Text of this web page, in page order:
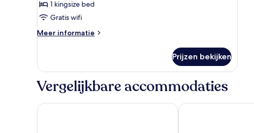
Rupert)
laden
1 kingsize bed
Gratis wifi
Meer informatie
Meer
(The
Prijzen bekijken
Vergelijkbare accommodaties
The Swallow Falls Inn - The Inn Collection Group
Waterloo Hotel